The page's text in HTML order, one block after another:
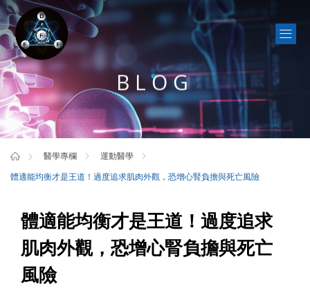
BLOG
醫學專欄
運動醫學
體適能均衡才是王道！過度追求肌肉外觀，恐增心腎負擔與死亡風險
體適能均衡才是王道！過度追求
肌肉外觀，恐增心腎負擔與死亡
風險